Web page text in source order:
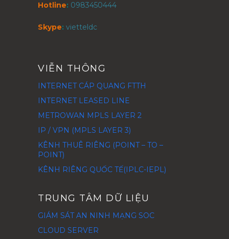
Hotline: 0983450444
Skype: vietteldc
VIỄN THÔNG
INTERNET CÁP QUANG FTTH
INTERNET LEASED LINE
METROWAN MPLS LAYER 2
IP / VPN (MPLS LAYER 3)
KÊNH THUÊ RIÊNG (POINT – TO –
POINT)
KÊNH RIÊNG QUỐC TẾ(IPLC-IEPL)
TRUNG TÂM DỮ LIỆU
GIÁM SÁT AN NINH MẠNG SOC
CLOUD SERVER